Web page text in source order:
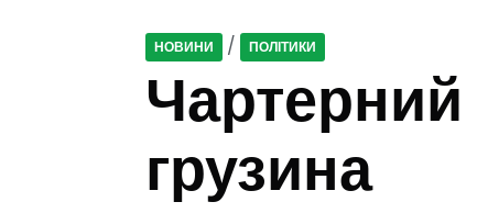
НОВИНИ / ПОЛІТИКИ
грузина